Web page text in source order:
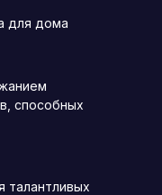
для дома
способных
талантливых